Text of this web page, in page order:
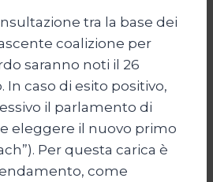
tra la base dei
coalizione per
saranno noti il 26
caso di esito positivo,
il parlamento di
eleggere il nuovo primo
Per questa carica è
come